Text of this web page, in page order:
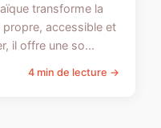
transforme la
propre, accessible et
il offre une so...
4 min de lecture →